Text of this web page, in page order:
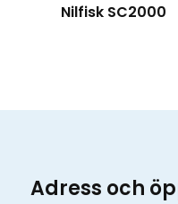
Nilfisk SC2000
Adress och